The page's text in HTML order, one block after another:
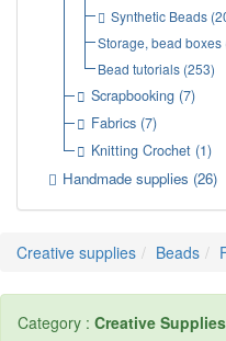
Synthetic Beads
Storage, bead boxes
Bead tutorials(253)
Scrapbooking (7)
Fabrics (7)
Knitting Crochet (1)
Handmade supplies (26)
Creative supplies Beads
Category : Creative